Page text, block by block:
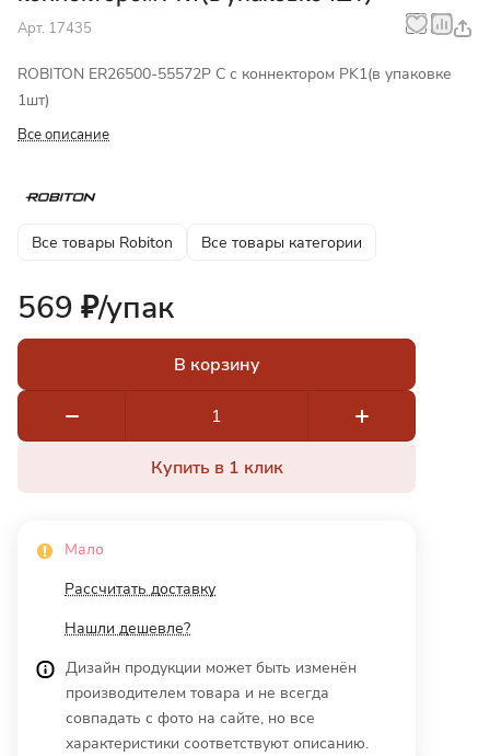
Арт. 17435
ROBITON ER26500-55572P C с коннектором PK1(в упаковке
1шт)
Все описание
Все товары Robiton Все товары категории
569 ₽/упак
В корзину
Купить в 1 клик
Мало
Рассчитать доставку
Нашли дешевле?
Дизайн продукции может быть изменён
производителем товара и не всегда
совпадать с фото на сайте, но все
характеристики соответствуют описанию.